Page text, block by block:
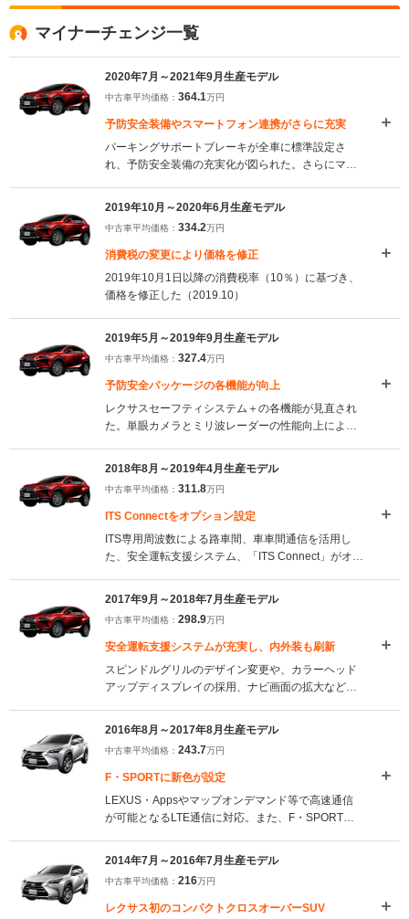
マイナーチェンジ一覧
2020年7月～2021年9月生産モデル
中古車平均価格： 364.1万円
予防安全装備やスマートフォン連携がさらに充実
パーキングサポートブレーキが全車に標準設定さ
れ、予防安全装備の充実化が図られた。さらにマル
ド」、Apple Carplay、Android Autoに対応。スマー
トフォンを10.3インチディスプレイに連携させるこ
とが可能になっている。（2020.7）
2019年10月～2020年6月生産モデル
中古車平均価格： 334.2万円
消費税の変更により価格を修正
2019年10月1日以降の消費税率（10％）に基づき、
価格を修正した（2019.10）
2019年5月～2019年9月生産モデル
中古車平均価格： 327.4万円
予防安全パッケージの各機能が向上
レクサスセーフティシステム＋の各機能が見直され
た。単眼カメラとミリ波レーダーの性能向上によ
ナリング中、アクセルを踏み込んだ際に発生しやす
いアンダーステアを抑制するアクティブコーナリン
グアシストも全車に標準装備された（2019.5）
2018年8月～2019年4月生産モデル
中古車平均価格： 311.8万円
ITS Connectをオプション設定
ITS専用周波数による路車間、車車間通信を活用し
た、安全運転支援システム、「ITS Connect」がオプ
ヘリなどの出動判断を行うD-Call Netに対応。緊急
時の対応力も高められている。（2018.8）
2017年9月～2018年7月生産モデル
中古車平均価格： 298.9万円
安全運転支援システムが充実し、内外装も刷新
スピンドルグリルのデザイン変更や、カラーヘッド
アップディスプレイの採用、ナビ画面の拡大など、
た。レーダークルーズコントロールなどを含む、最
新の予防安全パッケージ、レクサスセーフティシス
テム＋が標準採用されている（2017.9）
2016年8月～2017年8月生産モデル
中古車平均価格： 243.7万円
F・SPORTに新色が設定
LEXUS・Appsやマップオンデマンド等で高速通信
が可能となるLTE通信に対応。また、F・SPORTに
ントラストレイヤリングが新設定された。このボデ
ィカラーを選ぶとそれぞれ専用のインテリアカラー
が与えられる（2016.8）
2014年7月～2016年7月生産モデル
中古車平均価格： 216万円
レクサス初のコンパクトクロスオーバーSUV